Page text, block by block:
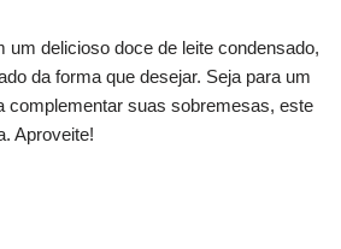
um delicioso doce de leite condensado,
da forma que desejar. Seja para um
complementar suas sobremesas, este
Aproveite!